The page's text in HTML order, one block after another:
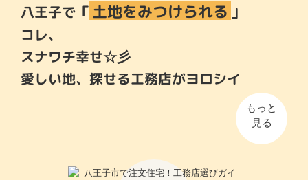
八王子で「 土地をみつけられる 」
コレ、
スナワチ幸せ☆彡
愛しい地、探せる工務店がヨロシイ
もっと
見る